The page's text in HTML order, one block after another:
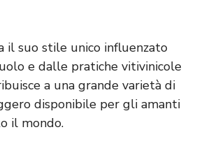
il suo stile unico influenzato
e dalle pratiche vitivinicole
a una grande varietà di
disponibile per gli amanti
il mondo.